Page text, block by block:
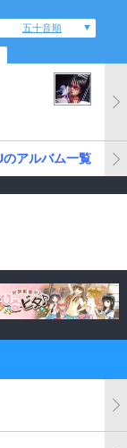
五十音順
のアルバム一覧